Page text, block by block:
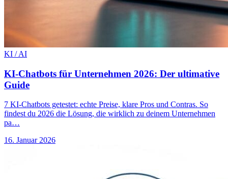
KI / AI
KI-Chatbots für Unternehmen 2026: Der ultimative
Guide
7 KI-Chatbots getestet: echte Preise, klare Pros und Contras. So
findest du 2026 die Lösung, die wirklich zu deinem Unternehmen
pa…
16. Januar 2026